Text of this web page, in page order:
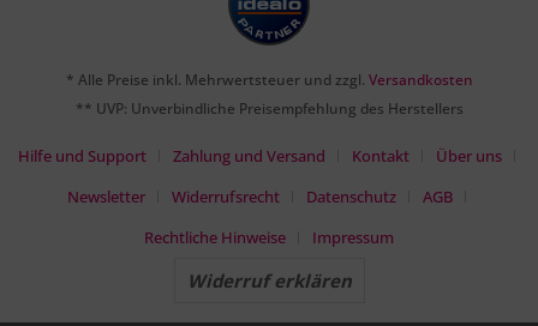
* Alle Preise inkl. Mehrwertsteuer und zzgl. Versandkosten
** UVP: Unverbindliche Preisempfehlung des Herstellers
Hilfe und Support Zahlung und Versand Kontakt
Über uns
Newsletter
Widerrufsrecht Datenschutz
AGB
Rechtliche Hinweise
Impressum
Widerruf erklären